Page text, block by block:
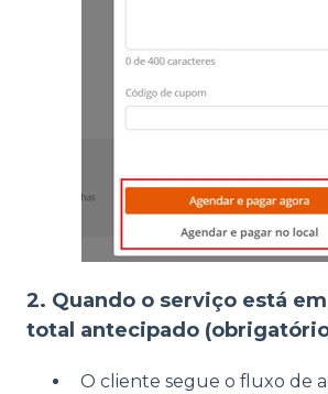
2. Quando o serviço está
total antecipado
O cliente segue o fluxo de